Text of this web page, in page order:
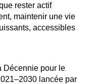
rester actif
maintenir une vie
accessibles
Décennie pour le
lancée par